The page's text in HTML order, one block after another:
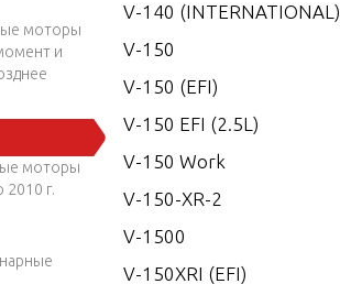
моторы
и
моторы
2010 г.
V-140 (INTERNATIONAL)
V-150
V-150 (EFI)
V-150 EFI (2.5L)
V-150 Work
V-150-XR-2
V-1500
V-150XRI (EFI)